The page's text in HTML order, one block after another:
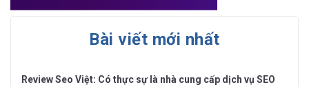
Bài viết mới nhất
Review Seo Việt: Có thực sự là nhà cung cấp dịch vụ SEO